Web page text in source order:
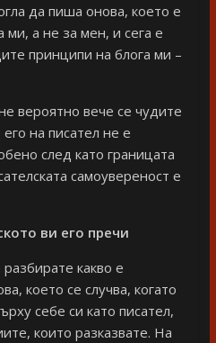
да пиша онова, което е
а не за мен, и сега е
принципи на блога ми –
вероятно вече се чудите
на писател не е
след като границата
самоувереност е
ви его пречи
какво е
което се случва, когато
себе си като писател,
които разказвате. На